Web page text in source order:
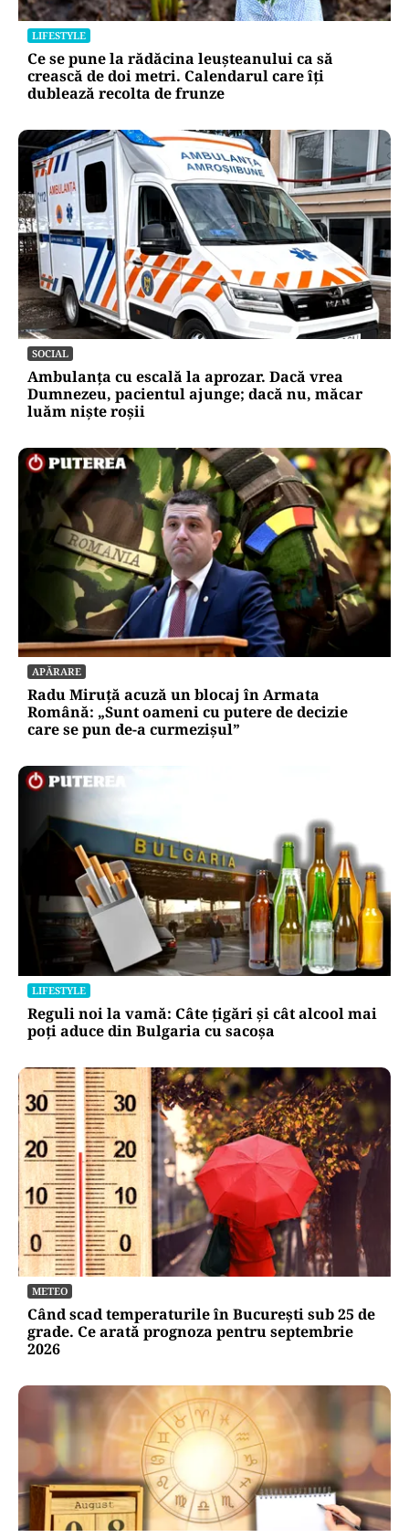
LIFESTYLE
Ce se pune la rădăcina leușteanului ca să
crească de doi metri. Calendarul care îți
dublează recolta de frunze
SOCIAL
Ambulanța cu escală la aprozar. Dacă vrea
Dumnezeu, pacientul ajunge; dacă nu, măcar
luăm niște roșii
APĂRARE
Radu Miruță acuză un blocaj în Armata
Română: „Sunt oameni cu putere de decizie
care se pun de-a curmezișul”
LIFESTYLE
Reguli noi la vamă: Câte țigări și cât alcool mai
poți aduce din Bulgaria cu sacoșa
METEO
Când scad temperaturile în București sub 25 de
grade. Ce arată prognoza pentru septembrie
2026